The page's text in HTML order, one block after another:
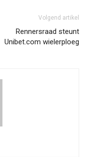
Volgend artikel
Rennersraad steunt
Unibet.com wielerploeg